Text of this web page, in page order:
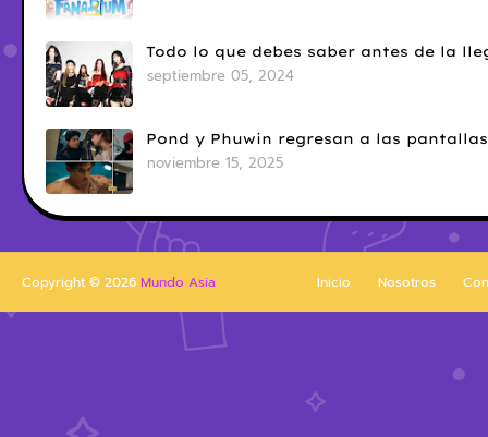
Todo lo que debes saber antes de la
septiembre 05, 2024
Pond y Phuwin regresan a las
noviembre 15, 2025
Inicio Nosotros
Copyright © 2026 Mundo Asia